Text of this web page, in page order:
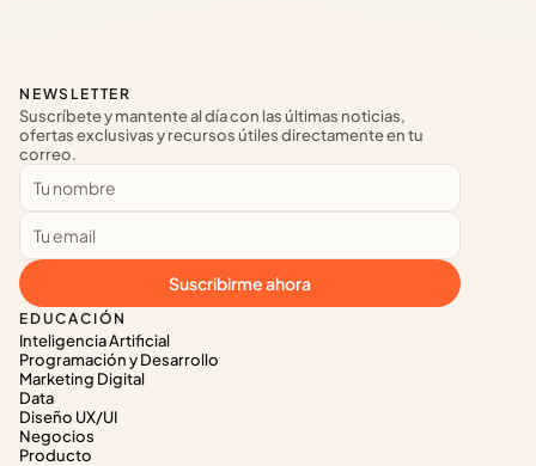
EDUCACIÓN
Inteligencia Artificial
Programación y Desarrollo
Marketing Digital
Data
Diseño UX/UI
Negocios
Producto
NEWSLETTER
Suscríbete y mantente al día con las últimas noticias,
ofertas exclusivas y recursos útiles directamente en tu
correo.
Suscribirme ahora